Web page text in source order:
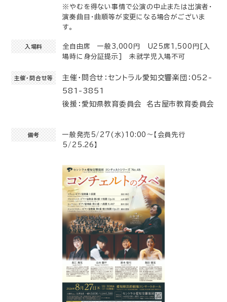
※やむを得ない事情で公演の中止または出演者・
演奏曲目・曲順等が変更になる場合がございま
す。
入場料
全自由席 一般3,000円 U25席1,500円[入
場時に身分証提示] 未就学児入場不可
主催・問合せ等
主催・問合せ：セントラル愛知交響楽団：052-
581-3851
後援：愛知県教育委員会 名古屋市教育委員会
備考
一般発売5/27(水)10:00～【会員先行
5/25.26】